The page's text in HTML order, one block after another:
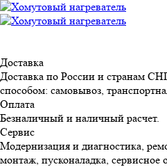
Доставка
Доставка по России и странам
способом: самовывоз,
Оплата
Безналичный и наличный расчет.
Сервис
Модернизация и диагностика,
монтаж, пусконаладка, сервисное